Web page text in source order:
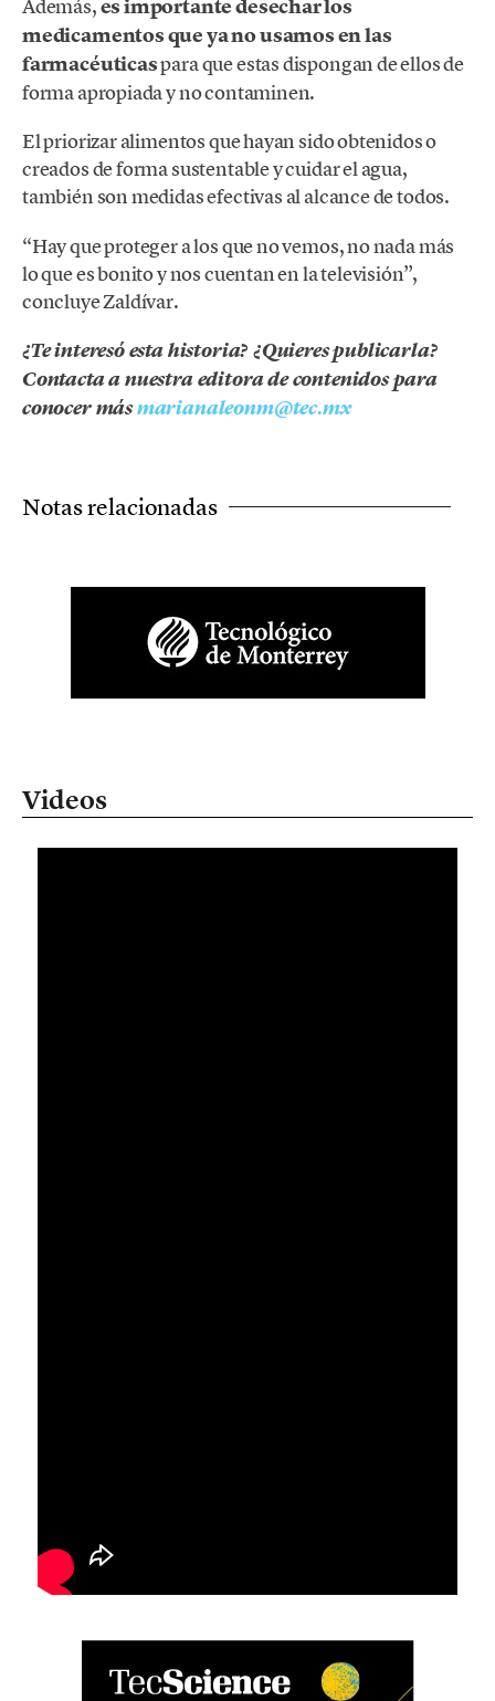
Además,es importante desechar los
medicamentos que ya no usamos en las
farmacéuticaspara que estas dispongan de ellos de
forma apropiada y no contaminen.
El priorizar alimentos que hayan sido obtenidos o
creados de forma sustentable y cuidar el agua,
también son medidas efectivas al alcance de todos.
“Hay que proteger a los que no vemos, no nada más
lo que es bonito y nos cuentan en la televisión”,
concluye Zaldívar.
¿Te interesó esta historia? ¿Quieres publicarla?
Contacta a nuestra editora de contenidos para
conocer másmarianaleonm@tec.mx
Notas relacionadas
Videos